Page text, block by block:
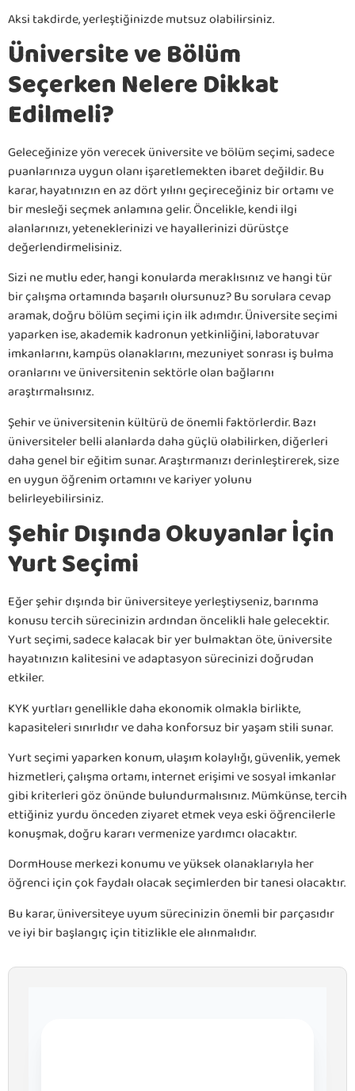
Aksi takdirde, yerleştiğinizde mutsuz olabilirsiniz.
Üniversite ve Bölüm
Seçerken Nelere Dikkat
Edilmeli?
Geleceğinize yön verecek üniversite ve bölüm seçimi, sadece
puanlarınıza uygun olanı işaretlemekten ibaret değildir. Bu
karar, hayatınızın en az dört yılını geçireceğiniz bir ortamı ve
bir mesleği seçmek anlamına gelir. Öncelikle, kendi ilgi
alanlarınızı, yeteneklerinizi ve hayallerinizi dürüstçe
değerlendirmelisiniz.
Sizi ne mutlu eder, hangi konularda meraklısınız ve hangi tür
bir çalışma ortamında başarılı olursunuz? Bu sorulara cevap
aramak, doğru bölüm seçimi için ilk adımdır. Üniversite seçimi
yaparken ise, akademik kadronun yetkinliğini, laboratuvar
imkanlarını, kampüs olanaklarını, mezuniyet sonrası iş bulma
oranlarını ve üniversitenin sektörle olan bağlarını
araştırmalısınız.
Şehir ve üniversitenin kültürü de önemli faktörlerdir. Bazı
üniversiteler belli alanlarda daha güçlü olabilirken, diğerleri
daha genel bir eğitim sunar. Araştırmanızı derinleştirerek, size
en uygun öğrenim ortamını ve kariyer yolunu
belirleyebilirsiniz.
Şehir Dışında Okuyanlar İçin
Yurt Seçimi
Eğer şehir dışında bir üniversiteye yerleştiyseniz, barınma
konusu tercih sürecinizin ardından öncelikli hale gelecektir.
Yurt seçimi, sadece kalacak bir yer bulmaktan öte, üniversite
hayatınızın kalitesini ve adaptasyon sürecinizi doğrudan
etkiler.
KYK yurtları genellikle daha ekonomik olmakla birlikte,
kapasiteleri sınırlıdır ve daha konforsuz bir yaşam stili sunar.
Yurt seçimi yaparken konum, ulaşım kolaylığı, güvenlik, yemek
hizmetleri, çalışma ortamı, internet erişimi ve sosyal imkanlar
gibi kriterleri göz önünde bulundurmalısınız. Mümkünse, tercih
ettiğiniz yurdu önceden ziyaret etmek veya eski öğrencilerle
konuşmak, doğru kararı vermenize yardımcı olacaktır.
DormHouse merkezi konumu ve yüksek olanaklarıyla her
öğrenci için çok faydalı olacak seçimlerden bir tanesi olacaktır.
Bu karar, üniversiteye uyum sürecinizin önemli bir parçasıdır
ve iyi bir başlangıç için titizlikle ele alınmalıdır.